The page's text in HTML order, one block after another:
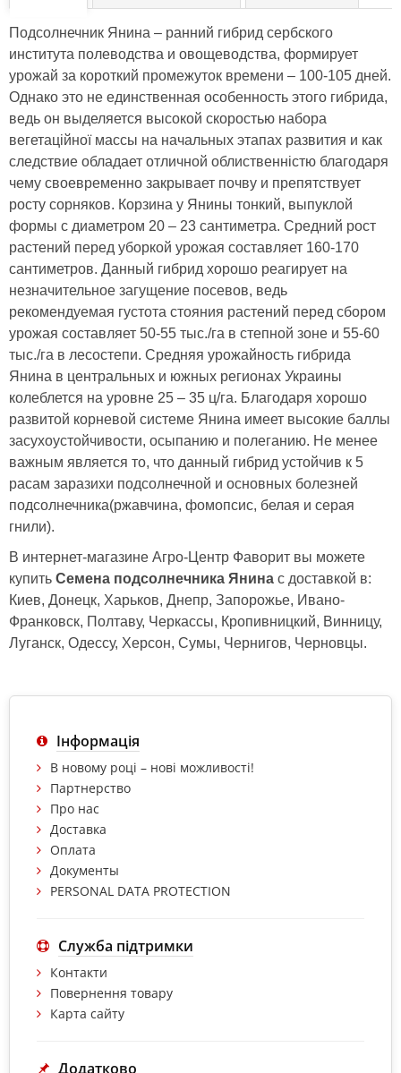
Подсолнечник Янина – ранний гибрид сербского
института полеводства и овощеводства, формирует
урожай за короткий промежуток времени – 100-105 дней.
Однако это не единственная особенность этого гибрида,
ведь он выделяется высокой скоростью набора
вегетаційної массы на начальных этапах развития и как
следствие обладает отличной облиственністю благодаря
чему своевременно закрывает почву и препятствует
росту сорняков. Корзина у Янины тонкий, выпуклой
формы с диаметром 20 – 23 сантиметра. Средний рост
растений перед уборкой урожая составляет 160-170
сантиметров. Данный гибрид хорошо реагирует на
незначительное загущение посевов, ведь
рекомендуемая густота стояния растений перед сбором
урожая составляет 50-55 тыс./га в степной зоне и 55-60
тыс./га в лесостепи. Средняя урожайность гибрида
Янина в центральных и южных регионах Украины
колеблется на уровне 25 – 35 ц/га. Благодаря хорошо
развитой корневой системе Янина имеет высокие баллы
засухоустойчивости, осыпанию и полеганию. Не менее
важным является то, что данный гибрид устойчив к 5
расам заразихи подсолнечной и основных болезней
подсолнечника(ржавчина, фомопсис, белая и серая
гнили).
В интернет-магазине Агро-Центр Фаворит вы можете
купить Семена подсолнечника Янина с доставкой в:
Киев, Донецк, Харьков, Днепр, Запорожье, Ивано-
Франковск, Полтаву, Черкассы, Кропивницкий, Винницу,
Луганск, Одессу, Херсон, Сумы, Чернигов, Черновцы.
Інформація
В новому році – нові можливості!
Партнерство
Про нас
Доставка
Оплата
Документы
PERSONAL DATA PROTECTION
Служба підтримки
Контакти
Повернення товару
Карта сайту
Додатково